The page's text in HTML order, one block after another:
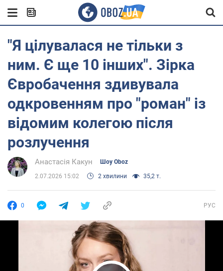
"Я цілувалася не тільки з
ним. Є ще 10 інших". Зірка
Євробачення здивувала
одкровенням про "роман" із
відомим колегою після
розлучення
Анастасія Какун Шоу Oboz
2.07.2026 15:02 2 хвилини 35,2 т.
0 РУС